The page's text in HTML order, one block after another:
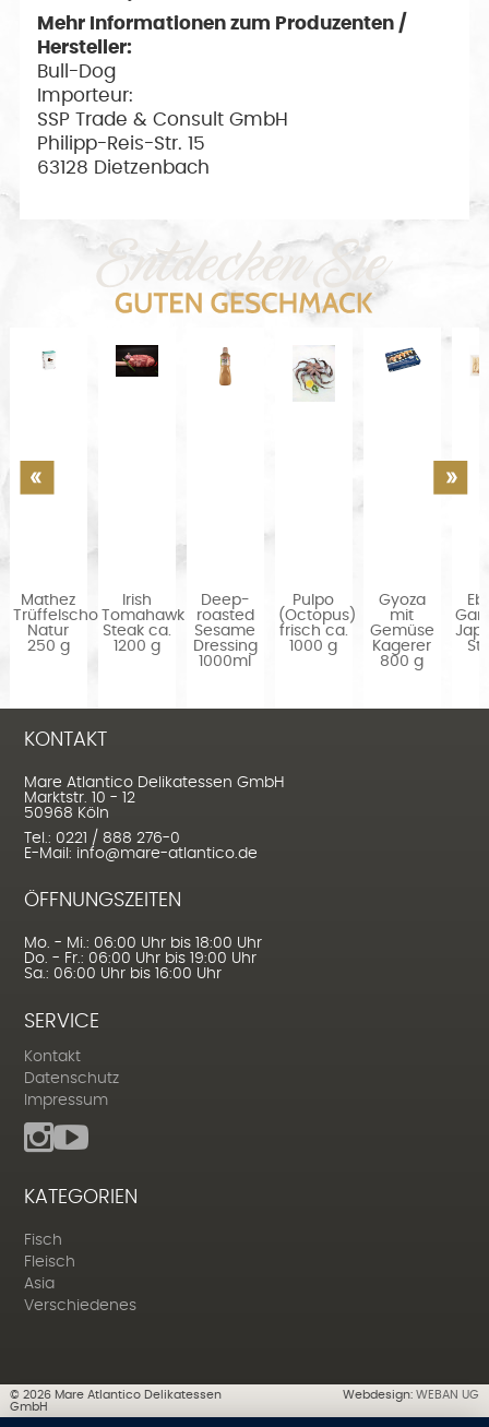
Mehr Informationen zum Produzenten /
Hersteller:
Bull-Dog
Importeur:
SSP Trade & Consult GmbH
Philipp-Reis-Str. 15
63128 Dietzenbach
Mathez
Trüffelschokolade
Natur
250 g
Irish
Tomahawk
Steak ca.
1200 g
Deep-
roasted
Sesame
Dressing
1000ml
Pulpo
(Octopus)
frisch ca.
1000 g
Gyoza
mit
Gemüse
Kagerer
800 g
KONTAKT
Mare Atlantico Delikatessen GmbH
Marktstr. 10 - 12
50968 Köln
Tel.: 0221 / 888 276-0
E-Mail: info@mare-atlantico.de
ÖFFNUNGSZEITEN
Mo. - Mi.: 06:00 Uhr bis 18:00 Uhr
Do. - Fr.: 06:00 Uhr bis 19:00 Uhr
Sa.: 06:00 Uhr bis 16:00 Uhr
SERVICE
Kontakt
Datenschutz
Impressum
KATEGORIEN
Fisch
Fleisch
Asia
Verschiedenes
© 2026Mare Atlantico Delikatessen
GmbH
Webdesign:WEBAN UG